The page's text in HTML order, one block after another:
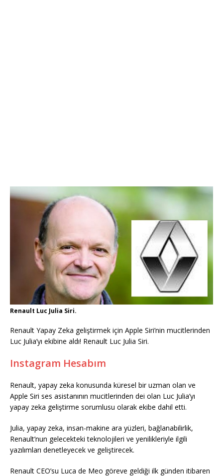
Renault Luc Julia Siri.
Renault Yapay Zeka geliştirmek için Apple Siri’nin mucitlerinden
Luc Julia’yı ekibine aldı! Renault Luc Julia Siri.
Instagram Hesabım
Renault, yapay zeka konusunda küresel bir uzman olan ve
Apple Siri ses asistanının mucitlerinden dei olan Luc Julia’yı
yapay zeka geliştirme sorumlusu olarak ekibe dahil etti.
Julia, yapay zeka, insan-makine ara yüzleri, bağlanabilirlik,
Renault’nun gelecekteki teknolojileri ve yenilikleriyle ilgili
yazılımları denetleyecek ve geliştirecek.
Renault CEO’su Luca de Meo göreve geldiği ilk günden itibaren